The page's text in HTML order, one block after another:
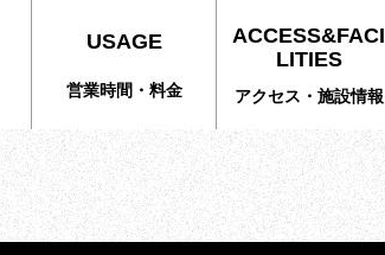
USAGE
営業時間・料金
ACCESS&FACI
LITIES
アクセス・施設情報